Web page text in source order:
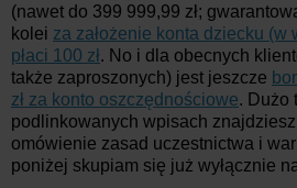
(nawet do 399 999,99 zł;
kolei za założenie konta dziecku (w
płaci 100 zł . No i dla obecnych
także zaproszonych) jest jeszcze
zł za konto oszczędnościowe. Dużo
podlinkowanych wpisach znajdziesz
omówienie zasad uczestnictwa i
poniżej skupiam się już wyłącznie